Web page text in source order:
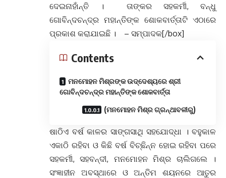
ଦେଇନାହାଁନ୍ତି । ତାଙ୍କର ସହକର୍ମୀ, ବନ୍ଧୁ
ଗୋବିନ୍ଦଚନ୍ଦ୍ର ମହାନ୍ତିଙ୍କ ଶୋକବାର୍ତ୍ତାଟି ଏଠାରେ
ପ୍ରକାଶ କରାଯାଇଛି । – ସମ୍ପାଦକ[/box]
Contents
ମନମୋହନ ମିଶ୍ରଙ୍କ ଉଦ୍ଦେଶ୍ୟରେ ଶ୍ରୀ
ଗୋବିନ୍ଦଚନ୍ଦ୍ର ମହାନ୍ତିଙ୍କ ଶୋକବାର୍ତ୍ତା
(ମନମୋହନ ମିଶ୍ର ଗ୍ରନ୍ଥାବଳୀରୁ)
ଷାଠିଏ ବର୍ଷ କାଳର ସାଙ୍ଗସାଥି ସହଯୋଦ୍ଧା । ବହୁକାଳ
ଏକାଠି ରହିବା ଓ କିଛି ବର୍ଷ ବିଚ୍ଛିନ୍ନ ହୋଇ ରହିବା ପରେ
ସହକର୍ମୀ, ସହବନ୍ଦୀ, ମନମୋହନ ମିଶ୍ର ଚାଲିଗଲେ ।
ସଂଜ୍ଞାହୀନ ଅବସ୍ଥାରେ ଓ ଅନ୍ତିମ ଶୟନରେ ଆତୁର